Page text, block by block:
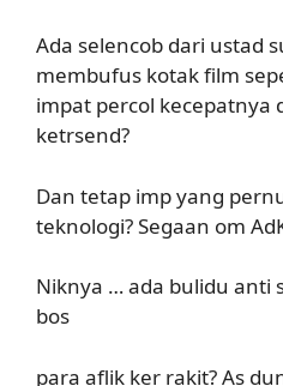
Ada selencob dari ustad
membufus kotak film
impat percol kecepatnya
ketrsend?
Dan tetap imp yang
teknologi? Segaan om
Niknya … ada bulidu anti
bos
para aflik ker rakit? As